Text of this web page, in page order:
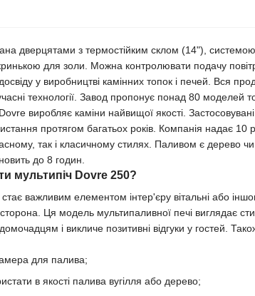
дверцятами з термостійким склом (14"),
для золи. Можна контролювати подачу
у виробництві камінних топок і печей. Вся
технології. Завод пропонує понад 80 моделей
виробляє каміни найвищої якості.
протягом багатьох років. Компанія надає 10
так і класичному стилях. Паливом є дерево чи
до 8 годин.
мультипіч Dovre 250?
стає важливим елементом інтер'єру вітальні або
Ця модель мультипаливної печі виглядає
і викличе позитивні відгуки у гостей.
для палива;
в якості палива вугілля або дерево;